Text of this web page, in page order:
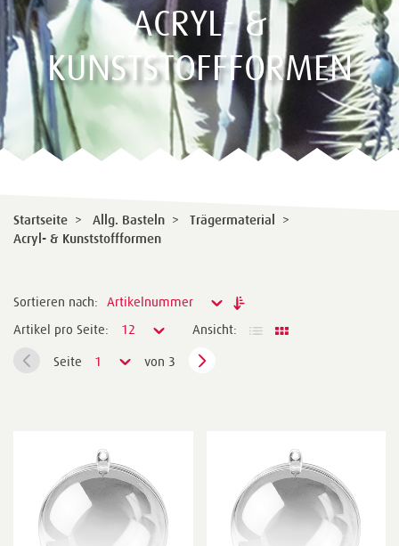
ACRYL- &
KUNSTSTOFFFORMEN
Startseite > Allg. Basteln > Trägermaterial
>
Acryl- & Kunststoffformen
Sortieren nach:
Artikelnummer
Artikel pro Seite:
12 Ansicht:
Seite 1 von 3